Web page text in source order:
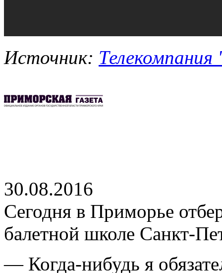
Источник:
30.08.2016
Сегодня в Приморье
балетной школе Санкт-
— Когда-нибудь я